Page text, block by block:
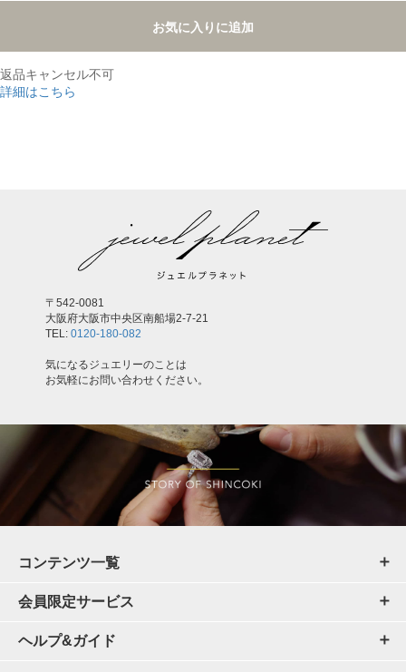
お気に入りに追加
返品キャンセル不可
詳細はこちら
〒542-0081
大阪府大阪市中央区南船場2-7-21
TEL: 0120-180-082
気になるジュエリーのことは
お気軽にお問い合わせください。
コンテンツ一覧
会員限定サービス
ヘルプ&ガイド